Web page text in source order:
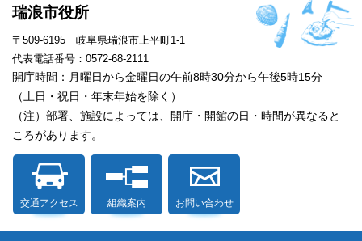
瑞浪市役所
〒509-6195 岐阜県瑞浪市上平町1-1
代表電話番号：0572-68-2111
開庁時間：月曜日から金曜日の午前8時30分から午後5時15分
（土日・祝日・年末年始を除く）
（注）部署、施設によっては、開庁・開館の日・時間が異なると
ころがあります。
交通アクセス 組織案内 お問い合わせ